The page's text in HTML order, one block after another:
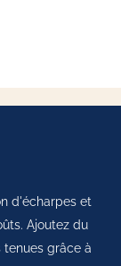
d'écharpes et
Ajoutez du
grâce à